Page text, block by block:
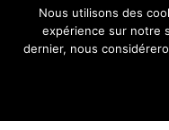
Nous utilisons des
expérience sur notre
dernier, nous